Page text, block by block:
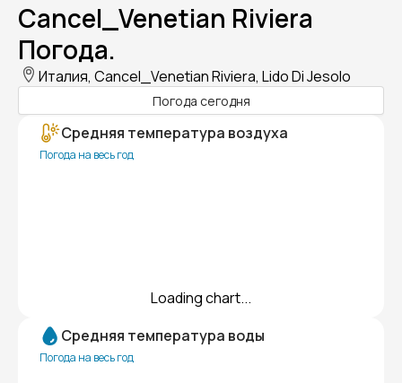
Cancel_Venetian Riviera
Погода.
Италия, Cancel_Venetian Riviera, Lido Di Jesolo
Погода сегодня
Средняя температура воздуха
Погода на весь год
Loading chart...
Средняя температура воды
Погода на весь год